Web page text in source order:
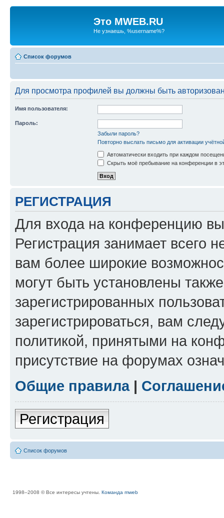
Это MWEB.RU
Не узнаешь, %username%?
Список форумов
Для просмотра профилей вы должны быть
Имя пользователя:
Пароль:
Забыли пароль?
Повторно выслать письмо для активации
Автоматически входить при каждом
Скрыть моё пребывание на конференции в
РЕГИСТРАЦИЯ
Для входа на конференцию
Регистрация занимает всего
вам более широкие
могут быть установлены
зарегистрированных
зарегистрироваться, вам
политикой, принятыми на
присутствие на форумах
Общие правила|
Регистрация
Список форумов
1998–2008 © Все интересы учтены. Команда mweb